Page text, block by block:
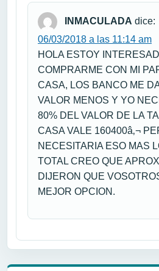
INMACULADA dice:
06/03/2018 a las 11:14 am
HOLA ESTOY
COMPRARME CON MI
CASA, LOS BANCO ME
VALOR MENOS Y YO
80% DEL VALOR DE LA
CASA VALE 160400â‚¬
NECESITARIA ESO MAS
TOTAL CREO QUE
DIJERON QUE
MEJOR OPCION.